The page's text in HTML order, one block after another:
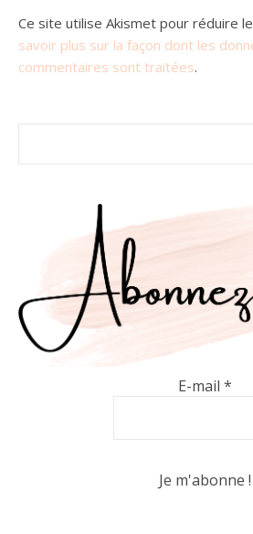
Ce site utilise Akismet pour réduire
savoir plus sur la façon dont les
commentaires sont traitées.
E-mail *